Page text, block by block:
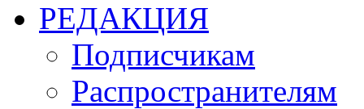
РЕДАКЦИЯ
Подписчикам
Распространителям